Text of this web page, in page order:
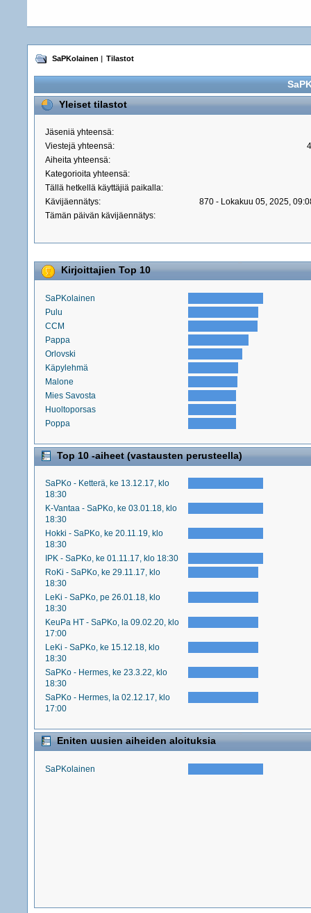
SaPKolainen | Tilastot
Yleiset tilastot
Jäseniä yhteensä:
Viestejä yhteensä:
Aiheita yhteensä:
Kategorioita yhteensä:
Tällä hetkellä käyttäjiä paikalla:
Kävijäennätys:
870 - Lokakuu 05, 2025,
Tämän päivän kävijäennätys:
Kirjoittajien Top 10
SaPKolainen
Pulu
CCM
Pappa
Orlovski
Käpylehmä
Malone
Mies Savosta
Huoltoporsas
Poppa
Top 10 -aiheet (vastausten perusteella)
SaPKo - Ketterä, ke 13.12.17, klo
18:30
K-Vantaa - SaPKo, ke 03.01.18, klo
18:30
Hokki - SaPKo, ke 20.11.19, klo
18:30
IPK - SaPKo, ke 01.11.17, klo 18:30
RoKi - SaPKo, ke 29.11.17, klo
18:30
LeKi - SaPKo, pe 26.01.18, klo
18:30
KeuPa HT - SaPKo, la 09.02.20, klo
17:00
LeKi - SaPKo, ke 15.12.18, klo
18:30
SaPKo - Hermes, ke 23.3.22, klo
18:30
SaPKo - Hermes, la 02.12.17, klo
17:00
Eniten uusien aiheiden aloituksia
SaPKolainen